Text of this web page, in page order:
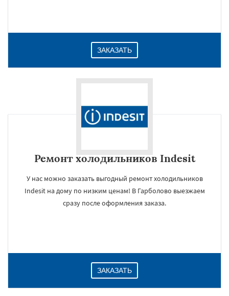
ЗАКАЗАТЬ
Ремонт холодильников Indesit
У нас можно заказать выгодный ремонт холодильников
Indesit на дому по низким ценам! В Гарболово выезжаем
сразу после оформления заказа.
ЗАКАЗАТЬ